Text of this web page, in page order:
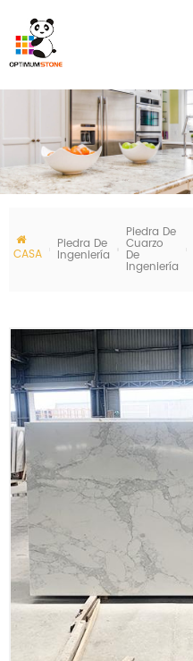
CASA
Piedra De
Ingeniería
Piedra De
Cuarzo
De
Ingeniería